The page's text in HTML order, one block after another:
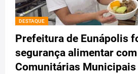
DESTAQUE
Prefeitura de Eunápolis
segurança alimentar
Comunitárias Municipais